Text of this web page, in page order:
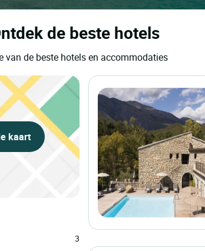
de beste hotels
van de beste hotels en accommodaties
kaart
3